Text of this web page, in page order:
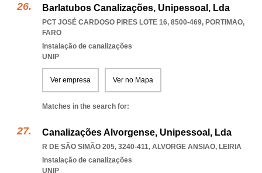
Barlatubos Canalizações, Unipessoal, Lda
PCT JOSÉ CARDOSO PIRES LOTE 16, 8500-469, PORTIMAO,
FARO
Instalação de canalizações
UNIP
Ver empresa Ver no Mapa
Matches in the search for:
Canalizações Alvorgense, Unipessoal, Lda
R DE SÃO SIMÃO 205, 3240-411, ALVORGE ANSIAO, LEIRIA
Instalação de canalizações
UNIP